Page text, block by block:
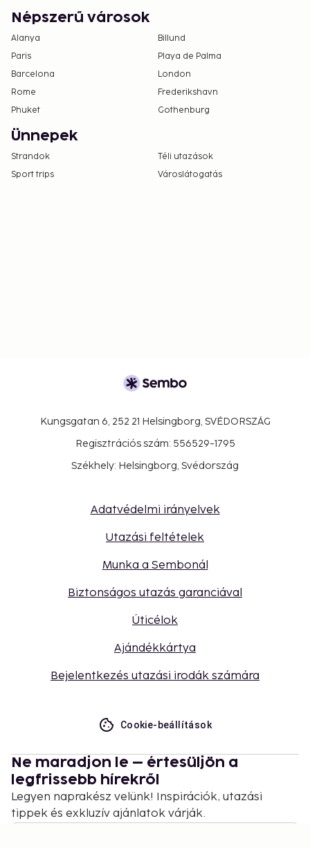
Népszerű városok
Alanya
Billund
Paris
Playa de Palma
Barcelona
London
Rome
Frederikshavn
Phuket
Gothenburg
Ünnepek
Strandok
Téli utazások
Sport trips
Városlátogatás
Kungsgatan 6, 252 21 Helsingborg, SVÉDORSZÁG
Regisztrációs szám: 556529-1795
Székhely: Helsingborg, Svédország
Adatvédelmi irányelvek
Utazási feltételek
Munka a Sembonál
Biztonságos utazás garanciával
Úticélok
Ajándékkártya
Bejelentkezés utazási irodák számára
Cookie-beállítások
Ne maradjon le – értesüljön a
legfrissebb hírekről
Legyen naprakész velünk! Inspirációk, utazási
tippek és exkluzív ajánlatok várják.